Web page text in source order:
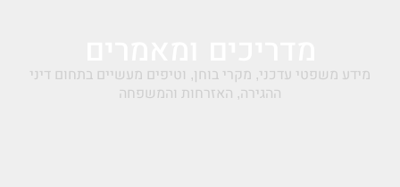
מידע משפטי עדכני, מקרי בוחן, וטיפים מעשיים בתחום דיני
ההגירה, האזרחות והמשפחה